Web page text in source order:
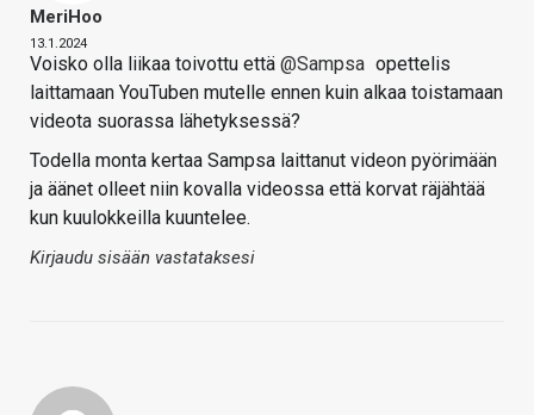
MeriHoo
13.1.2024
Voisko olla liikaa toivottu että @Sampsa opettelis
laittamaan YouTuben mutelle ennen kuin alkaa toistamaan
videota suorassa lähetyksessä?
Todella monta kertaa Sampsa laittanut videon pyörimään
ja äänet olleet niin kovalla videossa että korvat räjähtää
kun kuulokkeilla kuuntelee.
Kirjaudu sisään vastataksesi